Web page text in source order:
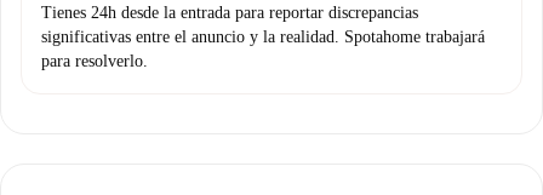
Tienes 24h desde la entrada para reportar discrepancias
significativas entre el anuncio y la realidad. Spotahome trabajará
para resolverlo.